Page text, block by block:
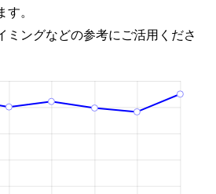
。
ミングなどの参考にご活用くださ